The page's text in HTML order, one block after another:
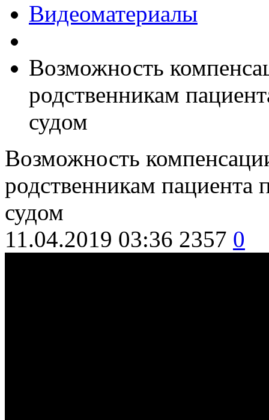
Видеоматериалы
Возможность
родственникам
судом
Возможность
родственникам
судом
11.04.2019 03:36 2357 0